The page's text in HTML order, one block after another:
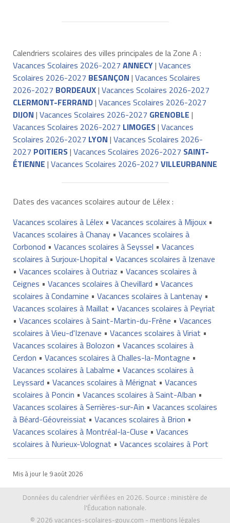
Calendriers scolaires des villes principales de la Zone A :
Vacances Scolaires 2026-2027 ANNECY| Vacances
Scolaires 2026-2027 BESANÇON | Vacances Scolaires
2026-2027 BORDEAUX| Vacances Scolaires 2026-2027
CLERMONT-FERRAND| Vacances Scolaires 2026-2027
DIJON | Vacances Scolaires 2026-2027 GRENOBLE |
Vacances Scolaires 2026-2027 LIMOGES| Vacances
Scolaires 2026-2027 LYON | Vacances Scolaires 2026-
2027 POITIERS| Vacances Scolaires 2026-2027 SAINT-
ÉTIENNE | Vacances Scolaires 2026-2027 VILLEURBANNE
Dates des vacances scolaires autour de Lélex :
Vacances scolaires à Lélex• Vacances scolaires à Mijoux•
Vacances scolaires à Chanay• Vacances scolaires à
Corbonod • Vacances scolaires à Seyssel • Vacances
scolaires à Surjoux-Lhopital • Vacances scolaires à Izenave
• Vacances scolaires à Outriaz • Vacances scolaires à
Ceignes • Vacances scolaires à Chevillard • Vacances
scolaires à Condamine • Vacances scolaires à Lantenay•
Vacances scolaires à Maillat • Vacances scolaires à Peyriat
• Vacances scolaires à Saint-Martin-du-Frêne • Vacances
scolaires à Vieu-d'Izenave • Vacances scolaires à Viriat •
Vacances scolaires à Bolozon • Vacances scolaires à
Cerdon • Vacances scolaires à Challes-la-Montagne •
Vacances scolaires à Labalme • Vacances scolaires à
Leyssard • Vacances scolaires à Mérignat • Vacances
scolaires à Poncin • Vacances scolaires à Saint-Alban •
Vacances scolaires à Serrières-sur-Ain • Vacances scolaires
à Béard-Géovreissiat • Vacances scolaires à Brion •
Vacances scolaires à Montréal-la-Cluse • Vacances
scolaires à Nurieux-Volognat • Vacances scolaires à Port
Mis à jour le 9 août 2026
Données du calendrier vérifiées en 2026. Source : ministère de
l'Éducation nationale.
© 2026 vacances-scolaires-gouv.com - mentions légales